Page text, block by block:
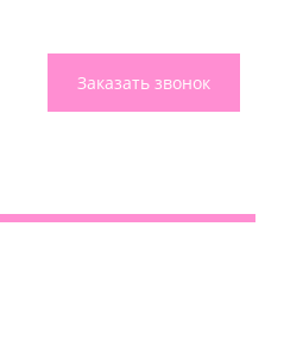
Заказать звонок